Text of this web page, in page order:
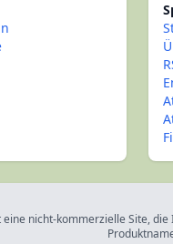
nicht-kommerzielle Site,